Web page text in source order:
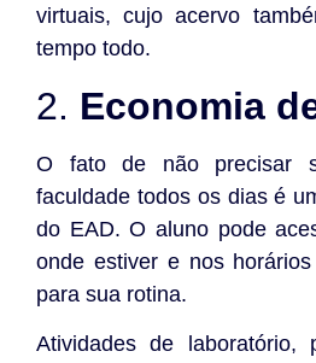
virtuais, cujo acervo
tempo todo.
2. Economia
O fato de não precisar
faculdade todos os dias é
do EAD. O aluno pode
onde estiver e nos
para sua rotina.
Atividades de laboratório,